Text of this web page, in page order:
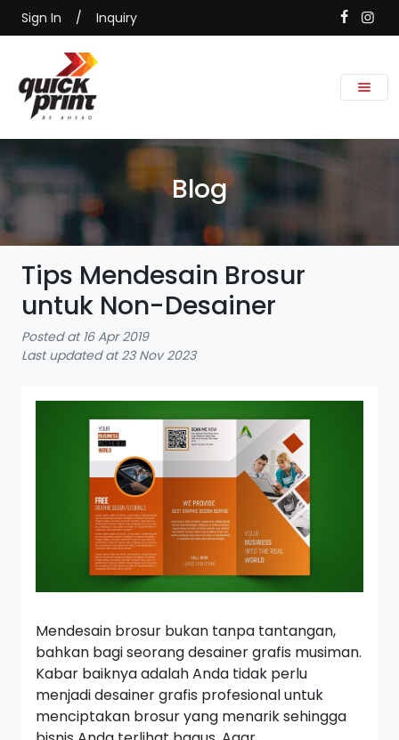
Sign In / Inquiry
Blog
Tips Mendesain Brosur
untuk Non-Desainer
Posted at 16 Apr 2019
Last updated at 23 Nov 2023
Mendesain brosur bukan tanpa tantangan,
bahkan bagi seorang desainer grafis musiman.
Kabar baiknya adalah Anda tidak perlu
menjadi desainer grafis profesional untuk
menciptakan brosur yang menarik sehingga